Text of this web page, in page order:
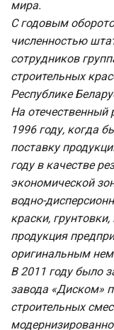
мира.
С годовым
численностью
сотрудников
строительных
Республике
На
1996 году, когда
поставку
году в качестве
экономической
водно-
краски,
продукция
оригинальным
В 2011 году было
завода «Диском»
строительных